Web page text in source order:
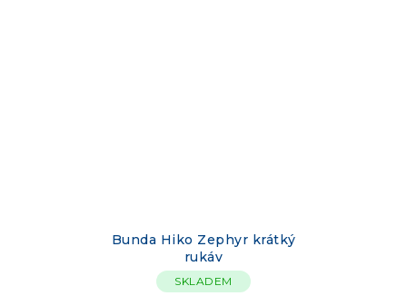
Bunda Hiko Zephyr krátký
rukáv
SKLADEM